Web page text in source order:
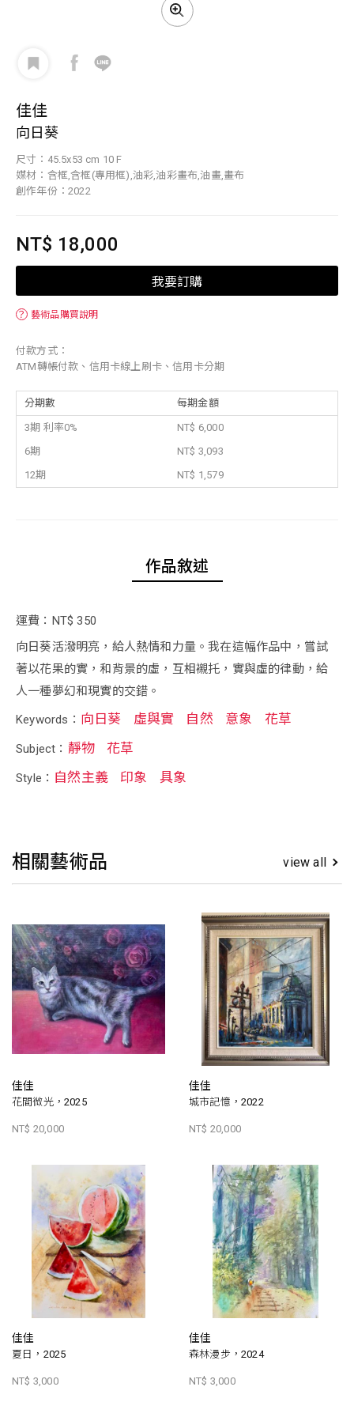
佳佳
向日葵
尺寸：45.5x53 cm 10 F
媒材：含框,含框(專用框),油彩,油彩畫布,油畫,畫布
創作年份：2022
NT$ 18,000
我要訂購
？ 藝術品購買說明
付款方式：
ATM轉帳付款、信用卡線上刷卡、信用卡分期
分期數 每期金額
3期 利率0%
NT$ 6,000
6期
NT$ 3,093
12期
NT$ 1,579
作品敘述
運費：NT$ 350
向日葵活潑明亮，給人熱情和力量。我在這幅作品中，嘗試
著以花果的實，和背景的虛，互相襯托，實與虛的律動，給
人一種夢幻和現實的交錯。
Keywords： 向日葵 虛與實 自然 意象 花草
Subject： 靜物 花草
Style： 自然主義 印象 具象
相關藝術品 view all
佳佳
花間微光，2025
NT$ 20,000
佳佳
城市記憶，2022
NT$ 20,000
佳佳
夏日，2025
NT$ 3,000
佳佳
森林漫步，2024
NT$ 3,000